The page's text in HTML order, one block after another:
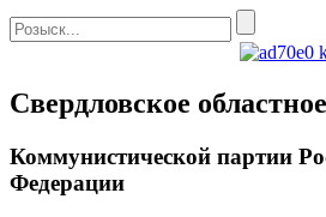
Свердловское
Коммунистической партии
Федерации